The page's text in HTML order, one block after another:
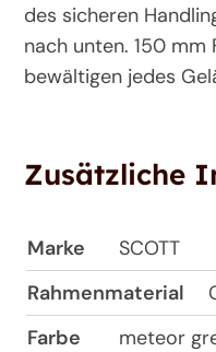
des sicheren
nach unten. 150
bewältigen jedes
Zusätzliche
Marke
SCOTT
Rahmenmaterial
Farbe
meteor